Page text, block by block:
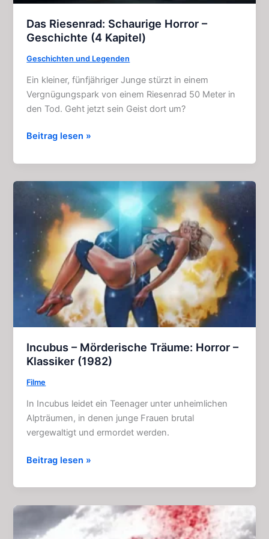
Das Riesenrad: Schaurige Horror –
Geschichte (4 Kapitel)
Geschichten und Legenden
Ein kleiner, fünfjähriger Junge stürzt in einem
Vergnügungspark von einem Riesenrad 50 Meter in
den Tod. Geht jetzt sein Geist dort um?
Das
Schaurige
Horror
Geschichte
Kapitel)
Beitrag lesen »
Incubus – Mörderische Träume: Horror –
Klassiker (1982)
Filme
In Incubus leidet ein Teenager unter unheimlichen
Alpträumen, in denen junge Frauen brutal
vergewaltigt und ermordet werden.
Incubus
Mörderische
Träume:
Beitrag lesen »